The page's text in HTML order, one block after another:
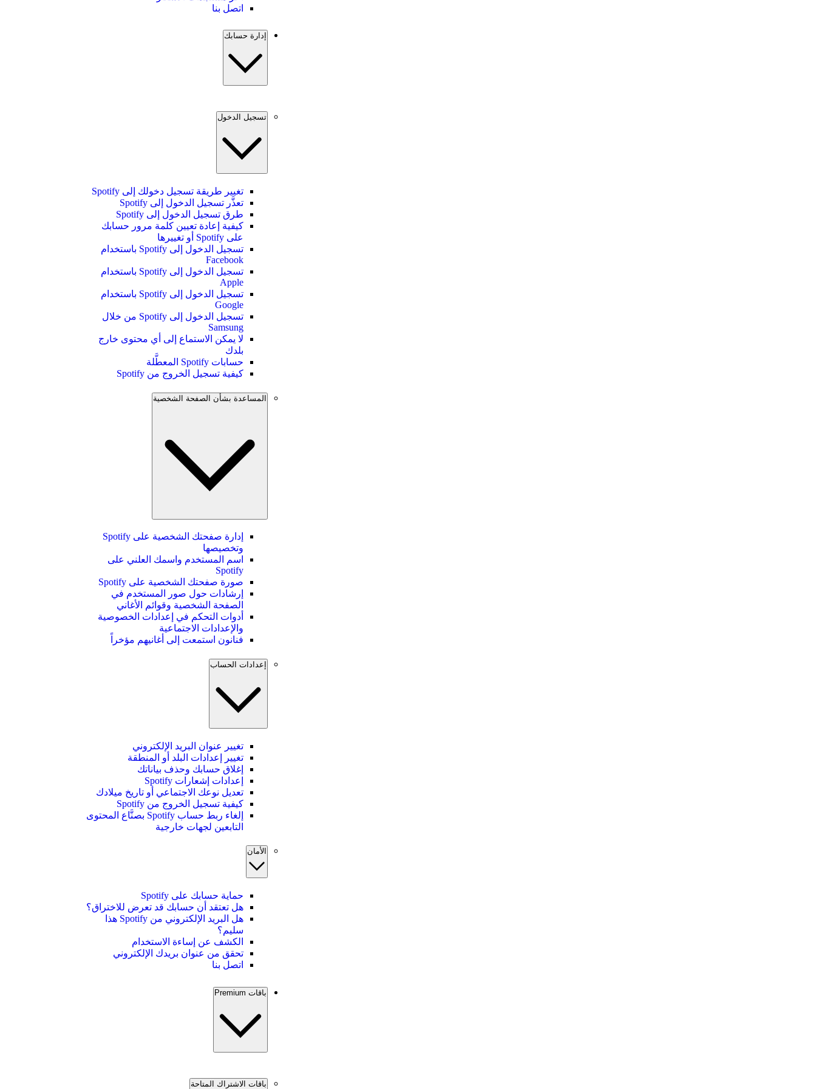
اتصل بنا
إدارة حسابك
تسجيل الدخول
تغيير طريقة تسجيل دخولك إلى Spotify
تعذَّر تسجيل الدخول إلى Spotify
طرق تسجيل الدخول إلى Spotify
كيفية إعادة تعيين كلمة مرور حسابك
على Spotify أو تغييرها
تسجيل الدخول إلى Spotify باستخدام
Facebook
تسجيل الدخول إلى Spotify باستخدام
Apple
تسجيل الدخول إلى Spotify باستخدام
Google
تسجيل الدخول إلى Spotify من خلال
Samsung
لا يمكن الاستماع إلى أي محتوى خارج
بلدك
حسابات Spotify المعطَّلة
كيفية تسجيل الخروج من Spotify
المساعدة بشأن الصفحة الشخصية
إدارة صفحتك الشخصية على Spotify
وتخصيصها
اسم المستخدم واسمك العلني على
Spotify
صورة صفحتك الشخصية على Spotify
إرشادات حول صور المستخدم في
الصفحة الشخصية وقوائم الأغاني
أدوات التحكم في إعدادات الخصوصية
والإعدادات الاجتماعية
فنانون استمعت إلى أغانيهم مؤخراً
إعدادات الحساب
تغيير عنوان البريد الإلكتروني
تغيير إعدادات البلد أو المنطقة
إغلاق حسابك وحذف بياناتك
إعدادات إشعارات Spotify
تعديل نوعك الاجتماعي أو تاريخ ميلادك
كيفية تسجيل الخروج من Spotify
إلغاء ربط حساب Spotify بصنَّاع المحتوى
التابعين لجهات خارجية
الأمان
حماية حسابك على Spotify
هل تعتقد أن حسابك قد تعرض للاختراق؟
هل البريد الإلكتروني من Spotify هذا
سليم؟
الكشف عن إساءة الاستخدام
تحقق من عنوان بريدك الإلكتروني
اتصل بنا
باقات Premium
باقات الاشتراك المتاحة